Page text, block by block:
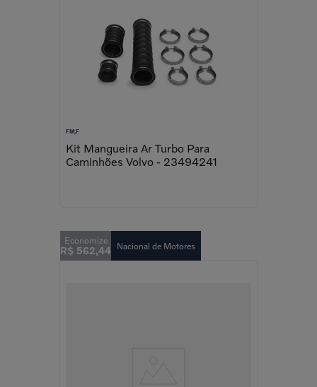
FM,F
Kit Mangueira Ar Turbo Para
Caminhões Volvo - 23494241
R$ 562,44 Nacional de Motores